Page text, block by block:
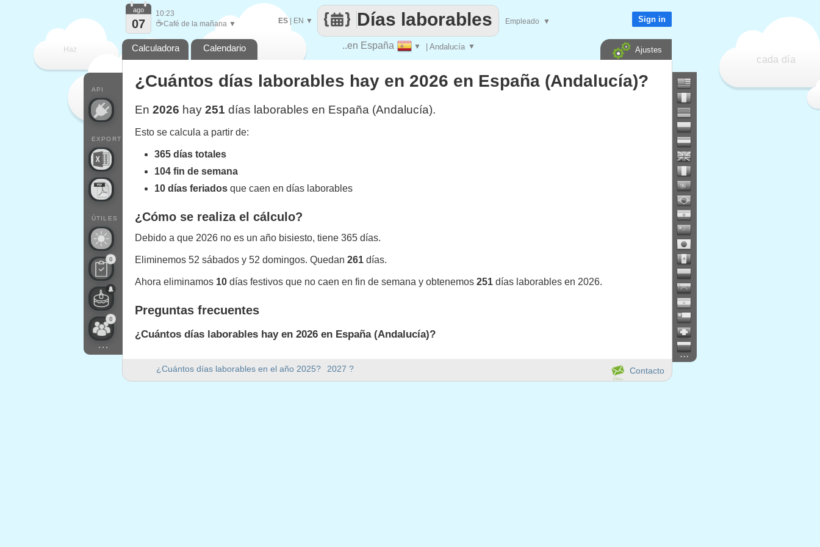
Haz
que
cada día
..en España ▼ | Andalucía ▼
Días laborables
ES| EN ▼ Empleado ▼
API
EXPORT
ÚTILES
0
0
...
ago
07
10:23
☕Café de la mañana ▼ Sign in
Calculadora Calendario Ajustes
¿Cuántos días laborables en el año 2025? 2027 ?
...
Contacto
¿Cuántos días laborables hay en 2026 en España (Andalucía)?
En 2026 hay 251 días laborables en España (Andalucía).
Esto se calcula a partir de:
365 días totales
104 fin de semana
10 días feriados que caen en días laborables
¿Cómo se realiza el cálculo?
Debido a que 2026 no es un año bisiesto, tiene 365 días.
Eliminemos 52 sábados y 52 domingos. Quedan 261 días.
Ahora eliminamos 10 días festivos que no caen en fin de semana y obtenemos 251 días laborables en 2026.
Preguntas frecuentes
¿Cuántos días laborables hay en 2026 en España (Andalucía)?
¿Cuántos días de fin de semana hay en 2026?